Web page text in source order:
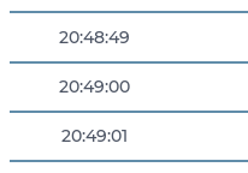
20:48:49
20:49:00
20:49:01